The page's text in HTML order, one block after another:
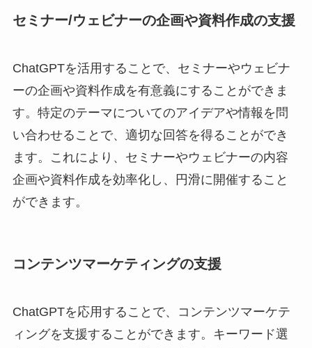
セミナー/ウェビナーの企画や資料作成の支援
ChatGPTを活用することで、セミナーやウェビナ
ーの企画や資料作成を有意義にすることができま
す。特定のテーマについてのアイデアや情報を問
い合わせることで、適切な回答を得ることができ
ます。これにより、セミナーやウェビナーの内容
企画や資料作成を効率化し、円滑に開催すること
ができます。
コンテンツマーケティングの支援
ChatGPTを応用することで、コンテンツマーケテ
ィングを支援することができます。キーワード選